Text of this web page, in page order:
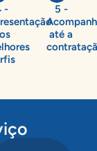
-
5 -
até a